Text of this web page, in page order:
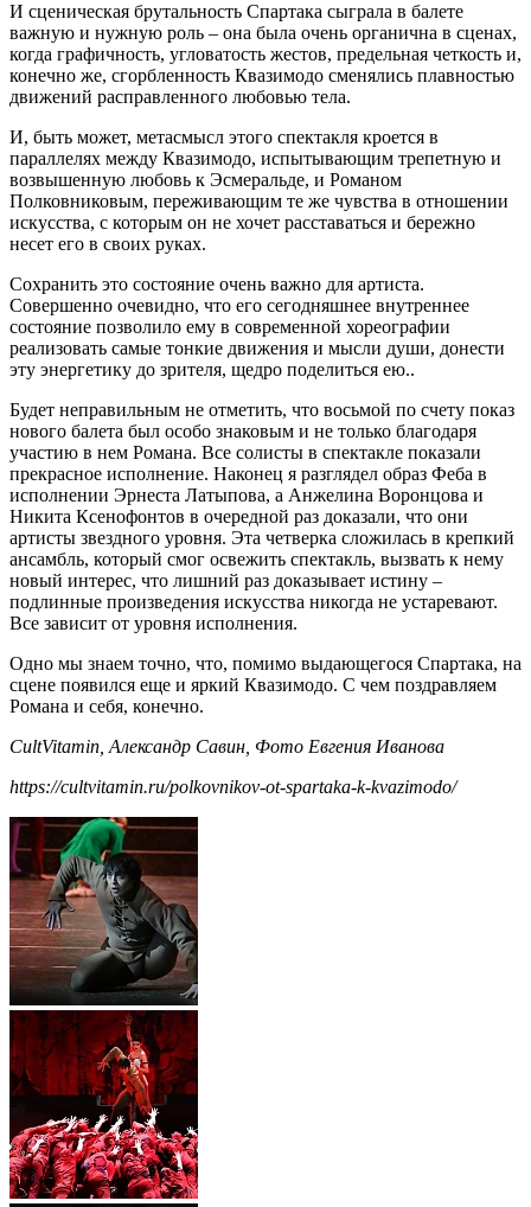
И сценическая брутальность Спартака сыграла в балете
важную и нужную роль – она была очень органична в сценах,
когда графичность, угловатость жестов, предельная четкость и,
конечно же, сгорбленность Квазимодо сменялись плавностью
движений расправленного любовью тела.
И, быть может, метасмысл этого спектакля кроется в
параллелях между Квазимодо, испытывающим трепетную и
возвышенную любовь к Эсмеральде, и Романом
Полковниковым, переживающим те же чувства в отношении
искусства, с которым он не хочет расставаться и бережно
несет его в своих руках.
Сохранить это состояние очень важно для артиста.
Совершенно очевидно, что его сегодняшнее внутреннее
состояние позволило ему в современной хореографии
реализовать самые тонкие движения и мысли души, донести
эту энергетику до зрителя, щедро поделиться ею..
Будет неправильным не отметить, что восьмой по счету показ
нового балета был особо знаковым и не только благодаря
участию в нем Романа. Все солисты в спектакле показали
прекрасное исполнение. Наконец я разглядел образ Феба в
исполнении Эрнеста Латыпова, а Анжелина Воронцова и
Никита Ксенофонтов в очередной раз доказали, что они
артисты звездного уровня. Эта четверка сложилась в крепкий
ансамбль, который смог освежить спектакль, вызвать к нему
новый интерес, что лишний раз доказывает истину –
подлинные произведения искусства никогда не устаревают.
Все зависит от уровня исполнения.
Одно мы знаем точно, что, помимо выдающегося Спартака, на
сцене появился еще и яркий Квазимодо. С чем поздравляем
Романа и себя, конечно.
CultVitamin, Александр Савин, Фото Евгения Иванова
https://cultvitamin.ru/polkovnikov-ot-spartaka-k-kvazimodo/